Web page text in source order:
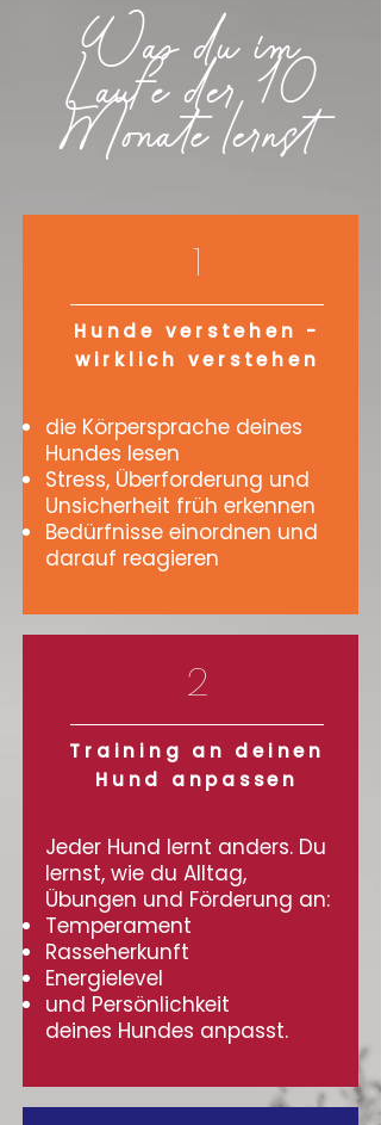
Was du im
Laufe der 10
Monate lernst
1
Hunde verstehen -
wirklich verstehen
die Körpersprache deines
Hundes lesen
Stress, Überforderung und
Unsicherheit früh erkennen
Bedürfnisse einordnen und
darauf reagieren
2
Training an deinen
Hund anpassen
Jeder Hund lernt anders. Du
lernst, wie du Alltag,
Übungen und Förderung an:
Temperament
Rasseherkunft
Energielevel
und Persönlichkeit
deines Hundes anpasst.